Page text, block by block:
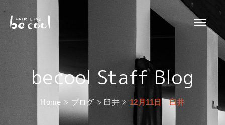
becool Staff Blog
Home ブログ 臼井 12月11日 臼井